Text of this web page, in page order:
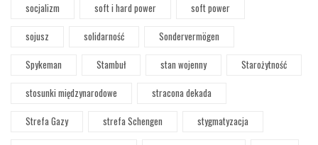
socjalizm
soft i hard power
soft power
sojusz
solidarność
Sondervermögen
Spykeman
Stambuł stan wojenny
Starożytność
stosunki międzynarodowe
stracona dekada
Strefa Gazy
strefa Schengen
stygmatyzacja